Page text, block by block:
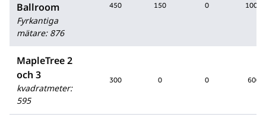
Ballroom
Fyrkantiga
mätare: 876
450 150 0 1000
MapleTree 2
och 3
kvadratmeter:
595
300 0 0 600